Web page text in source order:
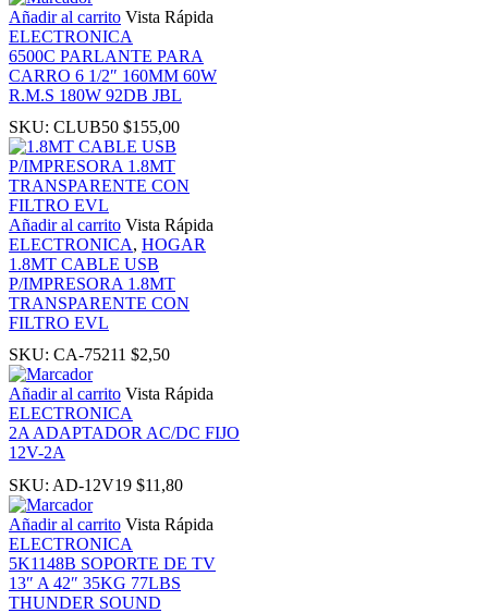
Panel
Panel
panel
panel
panel
panel
Panel
Añadir al carrito Vista Rápida
ELECTRONICA
6500C PARLANTE PARA
CARRO 6 1/2″ 160MM 60W
R.M.S 180W 92DB JBL
SKU: CLUB50 $155,00
Añadir al carrito Vista Rápida
ELECTRONICA, HOGAR
1.8MT CABLE USB
P/IMPRESORA 1.8MT
TRANSPARENTE CON
FILTRO EVL
SKU: CA-75211 $2,50
Añadir al carrito Vista Rápida
ELECTRONICA
2A ADAPTADOR AC/DC FIJO
12V-2A
SKU: AD-12V19 $11,80
Añadir al carrito Vista Rápida
ELECTRONICA
5K1148B SOPORTE DE TV
13″ A 42″ 35KG 77LBS
THUNDER SOUND